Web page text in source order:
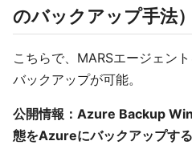
のバックアップ手法）
こちらで、MARSエージェン
バックアップが可能。
公開情報：Azure Backup
態をAzureにバックアップする